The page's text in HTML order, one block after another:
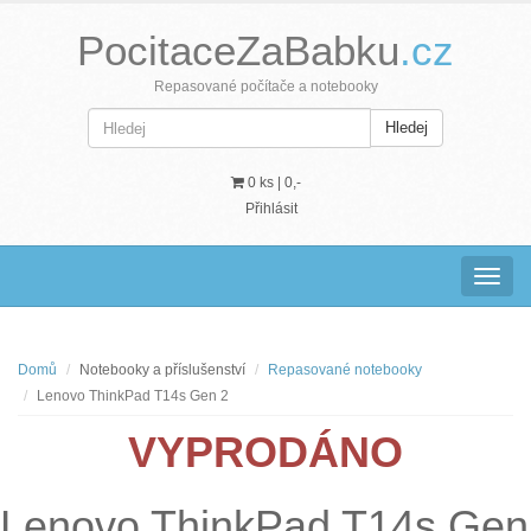
PocitaceZaBabku.cz
Repasované počítače a notebooky
Hledej
0 ks | 0,-
Přihlásit
Domů Notebooky a příslušenství
Repasované notebooky
Lenovo ThinkPad T14s Gen 2
VYPRODÁNO